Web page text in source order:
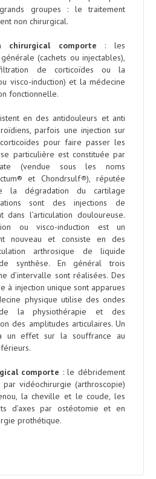
groupes : le traitement
non chirurgical.
comporte : les
(cachets ou injectables),
de corticoïdes ou la
visco-induction) et la médecine
fonctionnelle.
en des antidouleurs et anti
parfois une injection sur
pour faire passer les
particulière est constituée par
(vendue sous les noms
et Chondrsulf®), réputée
la dégradation du cartilage
sont des injections de
dans l’articulation douloureuse.
ou visco-induction est un
nouveau et consiste en des
arthrosique de liquide
synthèse. En général trois
d’intervalle sont réalisées. Des
à injection unique sont apparues
physique utilise des ondes
de la physiothérapie et des
des amplitudes articulaires. Un
un effet sur la souffrance au
comporte : le débridement
vidéochirurgie (arthroscopie)
la cheville et le coude, les
d’axes par ostéotomie et en
prothétique.